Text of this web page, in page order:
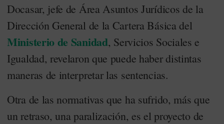
Docasar, jefe de Área Asuntos Jurídicos de la
Dirección General de la Cartera Básica del
Ministerio de Sanidad, Servicios Sociales e
Igualdad, revelaron que puede haber distintas
maneras de interpretar las sentencias.
Otra de las normativas que ha sufrido, más que
un retraso, una paralización, es el proyecto de